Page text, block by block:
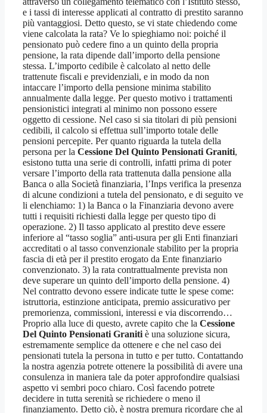
e i tassi di interesse applicati al contratto di prestito saranno
più vantaggiosi. Detto questo, se vi state chiedendo come
viene calcolata la rata? Ve lo spieghiamo noi: poiché il
pensionato può cedere fino a un quinto della propria
pensione, la rata dipende dall’importo della pensione
stessa. L’importo cedibile è calcolato al netto delle
trattenute fiscali e previdenziali, e in modo da non
intaccare l’importo della pensione minima stabilito
annualmente dalla legge. Per questo motivo i trattamenti
pensionistici integrati al minimo non possono essere
oggetto di cessione. Nel caso si sia titolari di più pensioni
cedibili, il calcolo si effettua sull’importo totale delle
pensioni percepite. Per quanto riguarda la tutela della
persona per la Cessione Del Quinto Pensionati Graniti,
esistono tutta una serie di controlli, infatti prima di poter
versare l’importo della rata trattenuta dalla pensione alla
Banca o alla Società finanziaria, l’Inps verifica la presenza
di alcune condizioni a tutela del pensionato, e di seguito ve
li elenchiamo: 1) la Banca o la Finanziaria devono avere
tutti i requisiti richiesti dalla legge per questo tipo di
operazione. 2) Il tasso applicato al prestito deve essere
inferiore al “tasso soglia” anti-usura per gli Enti finanziari
accreditati o al tasso convenzionale stabilito per la propria
fascia di età per il prestito erogato da Ente finanziario
convenzionato. 3) la rata contrattualmente prevista non
deve superare un quinto dell’importo della pensione. 4)
Nel contratto devono essere indicate tutte le spese come:
istruttoria, estinzione anticipata, premio assicurativo per
premorienza, commissioni, interessi e via discorrendo…
Proprio alla luce di questo, avrete capito che la Cessione
Del Quinto Pensionati Graniti è una soluzione sicura,
estremamente semplice da ottenere e che nel caso dei
pensionati tutela la persona in tutto e per tutto. Contattando
la nostra agenzia potrete ottenere la possibilità di avere una
consulenza in maniera tale da poter approfondire qualsiasi
aspetto vi sembri poco chiaro. Così facendo potrete
decidere in tutta serenità se richiedere o meno il
finanziamento. Detto ciò, è nostra premura ricordare che al